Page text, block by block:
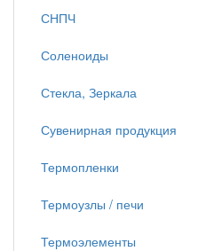
СНПЧ
Соленоиды
Стекла, Зеркала
Сувенирная продукция
Термопленки
Термоузлы / печи
Термоэлементы